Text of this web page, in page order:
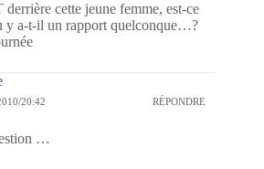
cette jeune femme, est-ce
y a-t-il un rapport quelconque…?
20:42 RÉPONDRE
…